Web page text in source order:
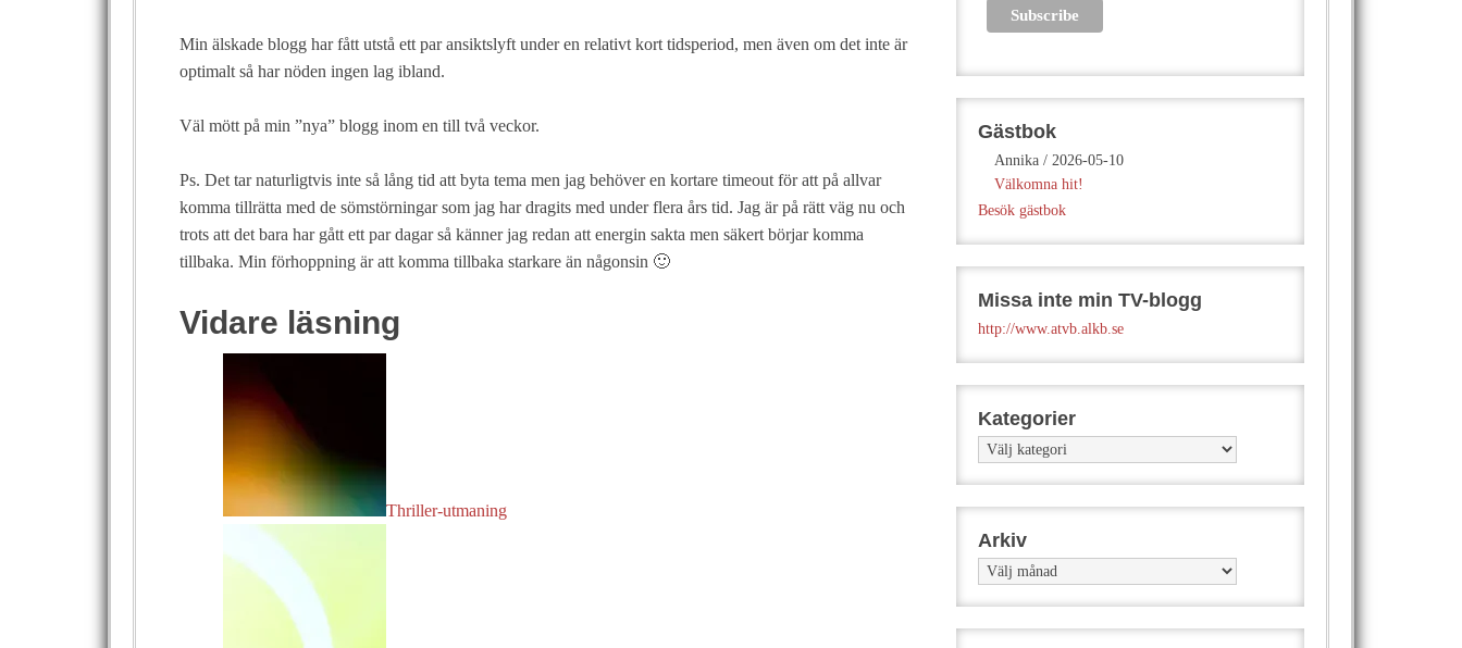
Min älskade blogg har fått utstå ett par ansiktslyft under en relativt kort tidsperiod, men även om det inte är
optimalt så har nöden ingen lag ibland.
Väl mött på min ”nya” blogg inom en till två veckor.
Ps. Det tar naturligtvis inte så lång tid att byta tema men jag behöver en kortare timeout för att på allvar
komma tillrätta med de sömstörningar som jag har dragits med under flera års tid. Jag är på rätt väg nu och
trots att det bara har gått ett par dagar så känner jag redan att energin sakta men säkert börjar komma
tillbaka. Min förhoppning är att komma tillbaka starkare än någonsin 🙂
Vidare läsning
Thriller-utmaning
Gästbok
Annika / 2026-05-10
Välkomna hit!
Besök gästbok
Missa inte min TV-blogg
http://www.atvb.alkb.se
Kategorier
Kategorier
Arkiv
Arkiv